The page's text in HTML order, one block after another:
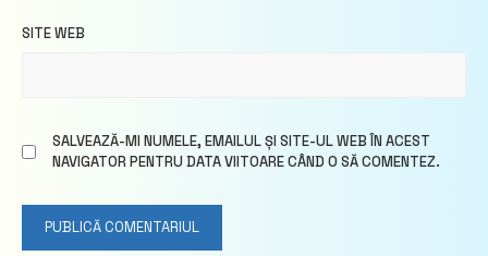
SITE WEB
SALVEAZĂ-MI NUMELE, EMAILUL ȘI SITE-UL WEB ÎN ACEST
NAVIGATOR PENTRU DATA VIITOARE CÂND O SĂ COMENTEZ.